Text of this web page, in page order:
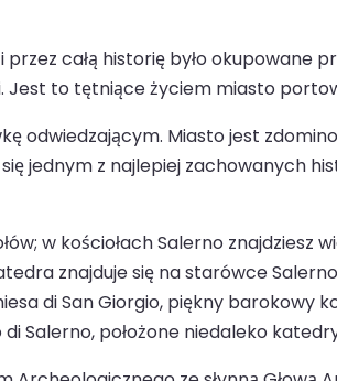
przez całą historię było
Jest to tętniące życiem miasto
odwiedzającym. Miasto jest
jednym z najlepiej zachowanych
w kościołach Salerno znajdziesz
znajduje się na starówce
di San Giorgio, piękny barokowy
Salerno, położone niedaleko